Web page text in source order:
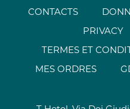
CONTACTS
PRIVACY
TERMES ET
MES ORDRES